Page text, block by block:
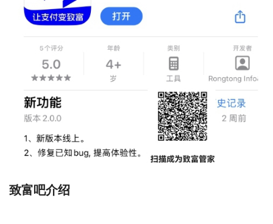
致富吧介绍